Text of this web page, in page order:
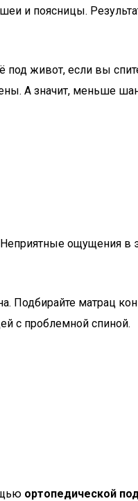
и поясницы.
под живот, если вы
А значит, меньше
ощущения в
Подбирайте матрац
с проблемной спиной.
ортопедической